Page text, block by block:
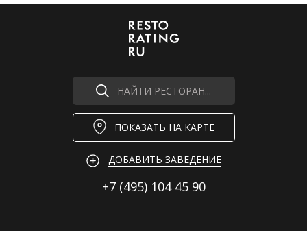
НАЙТИ РЕСТОРАН...
ПОКАЗАТЬ НА КАРТЕ
ДОБАВИТЬ ЗАВЕДЕНИЕ
+7 (495) 104 45 90